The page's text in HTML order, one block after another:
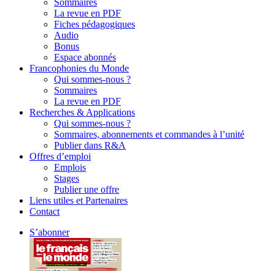
Sommaires
La revue en PDF
Fiches pédagogiques
Audio
Bonus
Espace abonnés
Francophonies du Monde
Qui sommes-nous ?
Sommaires
La revue en PDF
Recherches & Applications
Qui sommes-nous ?
Sommaires, abonnements et commandes à l’unité
Publier dans R&A
Offres d’emploi
Emplois
Stages
Publier une offre
Liens utiles et Partenaires
Contact
S’abonner